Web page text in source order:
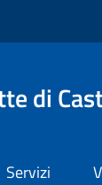
di
Servizi